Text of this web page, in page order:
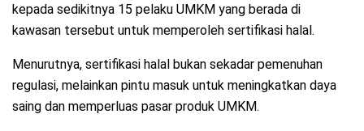
kepada sedikitnya 15 pelaku UMKM yang berada di
kawasan tersebut untuk memperoleh sertifikasi halal.
Menurutnya, sertifikasi halal bukan sekadar pemenuhan
regulasi, melainkan pintu masuk untuk meningkatkan daya
saing dan memperluas pasar produk UMKM.